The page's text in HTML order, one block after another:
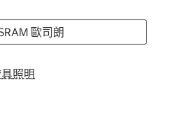
歐司朗
照明